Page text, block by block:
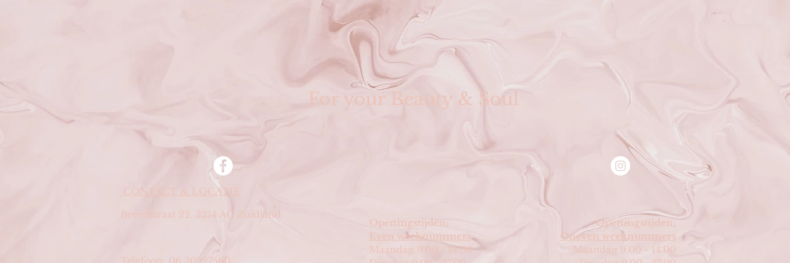
For your Beauty & Soul
CONTACT & LOCATIE
Breedstraat 22, 3214 AC Zuidland
Telefoon: 06 30927560
Openingstijden:
Even weeknummers
Maandag 9.00 - 14.00
Openingstijden:
Oneven weeknummers
Maandag 9.00 - 14.00